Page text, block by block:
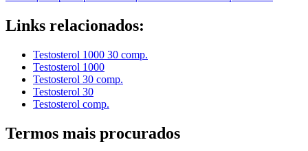
Links relacionados:
Testosterol 1000 30 comp.
Testosterol 1000
Testosterol 30 comp.
Testosterol 30
Testosterol comp.
Termos mais procurados